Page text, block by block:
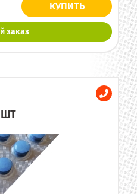
КУПИТЬ
заказ
ШТ